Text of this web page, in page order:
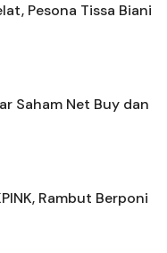
Pesona Tissa Biani
Saham Net Buy dan
Rambut Berponi